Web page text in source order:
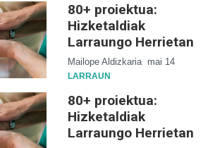
80+ proiektua:
Hizketaldiak
Larraungo Herrietan
Mailope Aldizkaria mai 14
LARRAUN
80+ proiektua:
Hizketaldiak
Larraungo Herrietan